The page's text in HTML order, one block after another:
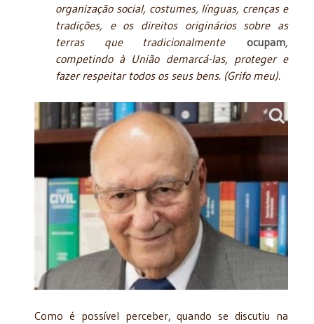
organização social, costumes, línguas, crenças e
tradições, e os direitos originários sobre as
terras que tradicionalmente ocupam,
competindo à União demarcá-las, proteger e
fazer respeitar todos os seus bens. (Grifo meu).
Como é possível perceber, quando se discutiu na